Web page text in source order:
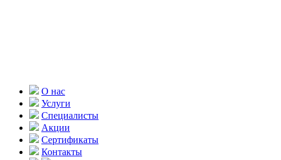
О нас
Услуги
Специалисты
Акции
Сертификаты
Контакты